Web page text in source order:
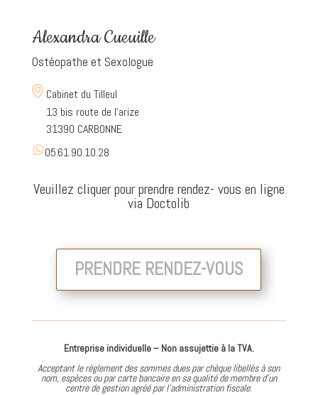
Alexandra Cueuille
Ostéopathe et Sexologue
Cabinet du Tilleul
13 bis route de l’arize
31390 CARBONNE
05.61.90.10.28
Veuillez cliquer pour prendre rendez- vous en ligne
via Doctolib
PRENDRE RENDEZ-VOUS
Entreprise individuelle – Non assujettie à la TVA.
Acceptant le règlement des sommes dues par chèque libellés à son
nom, espèces ou par carte bancaire en sa qualité de membre d’un
centre de gestion agréé par l’administration fiscale.